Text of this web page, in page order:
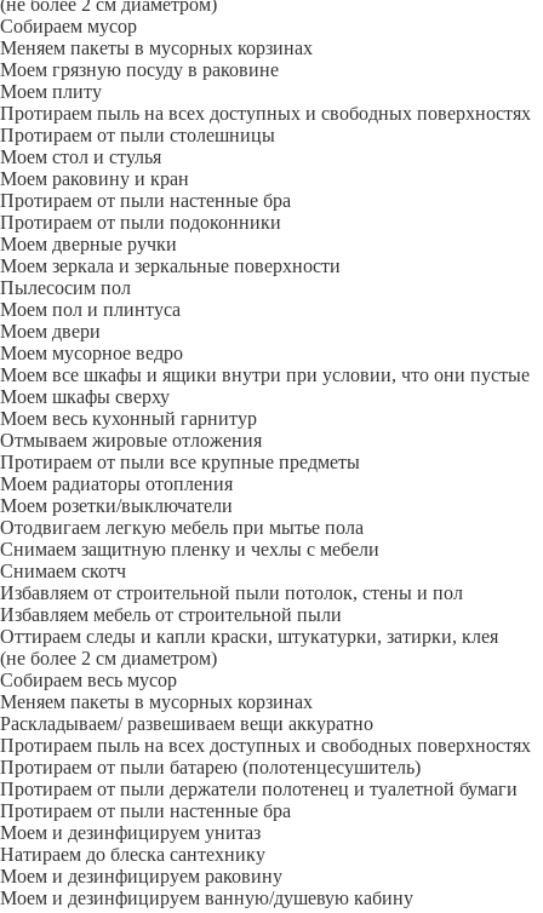
(не более 2 см диаметром)
Собираем мусор
Меняем пакеты в мусорных корзинах
Моем грязную посуду в раковине
Моем плиту
Протираем пыль на всех доступных и свободных поверхностях
Протираем от пыли столешницы
Моем стол и стулья
Моем раковину и кран
Протираем от пыли настенные бра
Протираем от пыли подоконники
Моем дверные ручки
Моем зеркала и зеркальные поверхности
Пылесосим пол
Моем пол и плинтуса
Моем двери
Моем мусорное ведро
Моем все шкафы и ящики внутри при условии, что они пустые
Моем шкафы сверху
Моем весь кухонный гарнитур
Отмываем жировые отложения
Протираем от пыли все крупные предметы
Моем радиаторы отопления
Моем розетки/выключатели
Отодвигаем легкую мебель при мытье пола
Снимаем защитную пленку и чехлы с мебели
Снимаем скотч
Избавляем от строительной пыли потолок, стены и пол
Избавляем мебель от строительной пыли
Оттираем следы и капли краски, штукатурки, затирки, клея
(не более 2 см диаметром)
Собираем весь мусор
Меняем пакеты в мусорных корзинах
Раскладываем/ развешиваем вещи аккуратно
Протираем пыль на всех доступных и свободных поверхностях
Протираем от пыли батарею (полотенцесушитель)
Протираем от пыли держатели полотенец и туалетной бумаги
Протираем от пыли настенные бра
Моем и дезинфицируем унитаз
Натираем до блеска сантехнику
Моем и дезинфицируем раковину
Моем и дезинфицируем ванную/душевую кабину